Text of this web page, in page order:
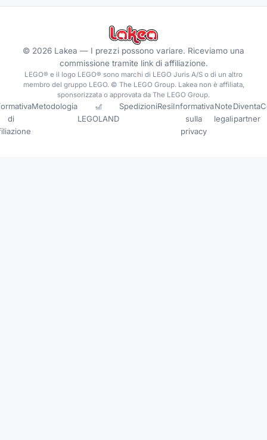
© 2026 Lakea — I prezzi possono variare. Riceviamo una
commissione tramite link di affiliazione.
LEGO® e il logo LEGO® sono marchi di LEGO Juris A/S o di un altro
membro del gruppo LEGO. © The LEGO Group. Lakea non è affiliata,
sponsorizzata o approvata da The LEGO Group.
di
Metodologia
🎢
LEGOLAND
SpedizioniResiInformativa
sulla
privacy
Note
legali
Diventa
partner